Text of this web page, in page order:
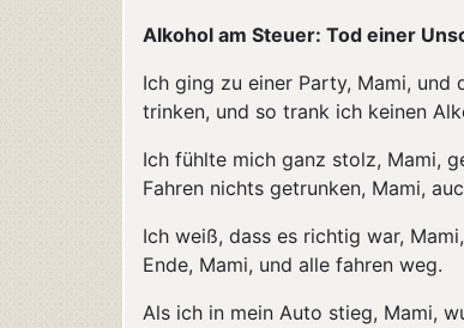
Alkohol am Steuer: Tod einer
Ich ging zu einer Party, Mami,
trinken, und so trank ich keinen
Ich fühlte mich ganz stolz, Mami,
Fahren nichts getrunken, Mami,
Ich weiß, dass es richtig war,
Ende, Mami, und alle fahren weg.
Als ich in mein Auto stieg, Mami,